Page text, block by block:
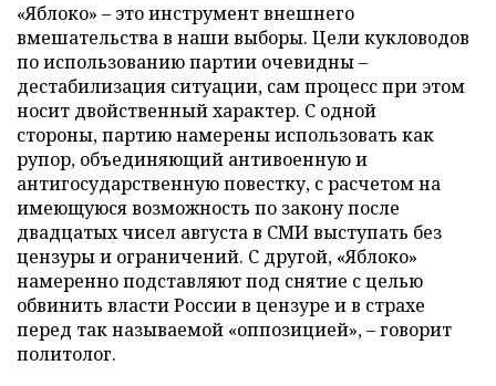
«Яблоко» – это инструмент внешнего
вмешательства в наши выборы. Цели кукловодов
по использованию партии очевидны –
дестабилизация ситуации, сам процесс при этом
носит двойственный характер. С одной
стороны, партию намерены использовать как
рупор, объединяющий антивоенную и
антигосударственную повестку, с расчетом на
имеющуюся возможность по закону после
двадцатых чисел августа в СМИ выступать без
цензуры и ограничений. С другой, «Яблоко»
намеренно подставляют под снятие с целью
обвинить власти России в цензуре и в страхе
перед так называемой «оппозицией», – говорит
политолог.